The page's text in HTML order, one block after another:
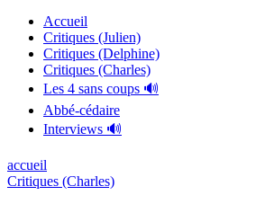
Accueil
Critiques (Julien)
Critiques (Delphine)
Critiques (Charles)
Les 4 sans coups 🔊
Abbé-cédaire
Interviews 🔊
accueil
Critiques (Charles)